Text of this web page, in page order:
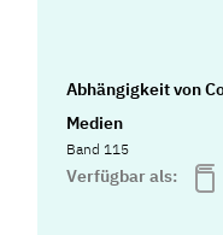
Abhängigkeit von
Medien
Band 115
Verfügbar als: